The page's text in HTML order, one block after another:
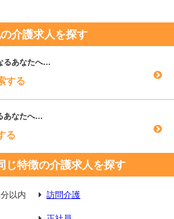
介護求人を探す
るあなたへ…
する
あなたへ…
る
じ特徴の介護求人を探す
以内 訪問介護